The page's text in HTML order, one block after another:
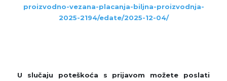
proizvodno-vezana-placanja-biljna-proizvodnja-
2025-2194/edate/2025-12-04/
U slučaju poteškoća s prijavom možete poslati